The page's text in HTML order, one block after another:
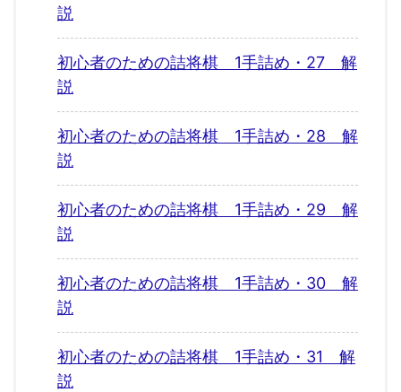
説
初心者のための詰将棋 1手詰め・27 解
説
初心者のための詰将棋 1手詰め・28 解
説
初心者のための詰将棋 1手詰め・29 解
説
初心者のための詰将棋 1手詰め・30 解
説
初心者のための詰将棋 1手詰め・31 解
説